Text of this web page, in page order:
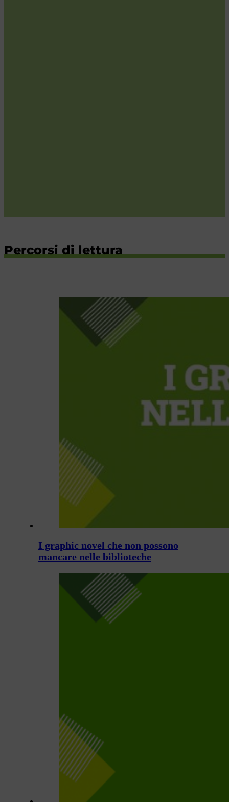
Percorsi di lettura
I graphic novel che non possono
mancare nelle biblioteche